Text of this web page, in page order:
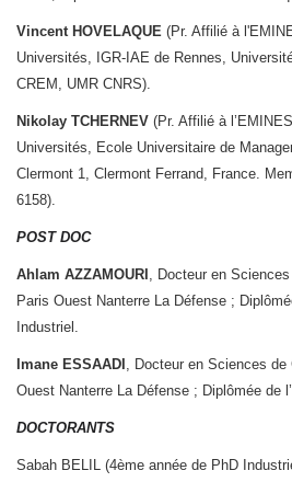
Vincent HOVELAQUE (Pr. Affilié à
Universités, IGR-IAE de Rennes,
CREM, UMR CNRS).
Nikolay TCHERNEV (Pr. Affilié à
Universités, Ecole Universitaire de
Clermont 1, Clermont Ferrand, France.
6158).
POST DOC
Ahlam AZZAMOURI , Docteur en
Paris Ouest Nanterre La Défense ;
Industriel.
Imane ESSAADI , Docteur en Sciences de
Ouest Nanterre La Défense ; Diplômée de
DOCTORANTS
Sabah BELIL (4ème année de PhD